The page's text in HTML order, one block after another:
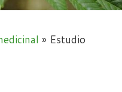
» Estudio